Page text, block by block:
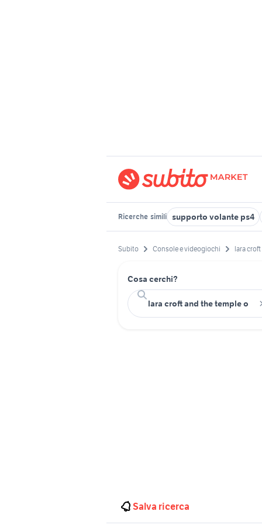
Ricerche simili supporto volante ps4
Subito Console e videogiochi lara
Cosa cerchi?
Salva ricerca